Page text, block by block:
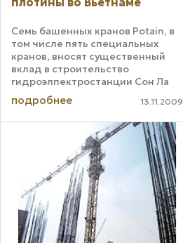
Семь башенных кранов Potain, в
том числе пять специальных
кранов, вносят существенный
вклад в строительство
гидроэлпектростанции Сон Ла
во Вьетнаме. Этот проект
стоимостью 3, 2 миллиарда
долларов является наиболее
крупным из более десятка
подробнее 13.11.2009